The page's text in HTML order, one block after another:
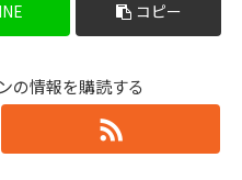
コピー
の情報を購読する